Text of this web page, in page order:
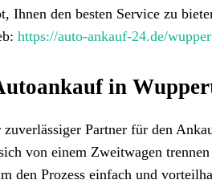
Ihnen den besten Service zu
https://auto-ankauf-24.de/
in
Partner für den
von einem Zweitwagen
den Prozess einfach und